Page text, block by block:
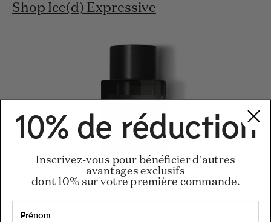
Shop Ice(d) Expressive
10% de réduction
Inscrivez-vous pour bénéficier d'autres
avantages exclusifs
dont 10% sur votre première commande.